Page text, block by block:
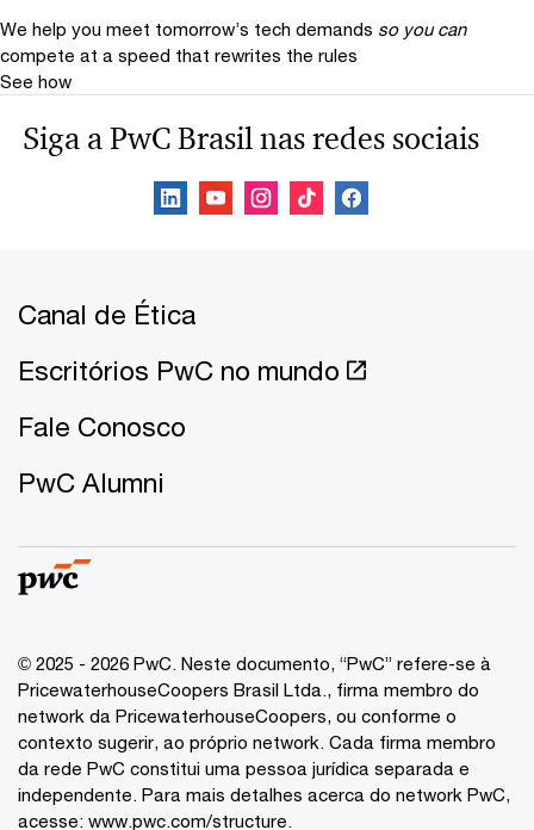
We help you meet tomorrow’s tech demands so you can
compete at a speed that rewrites the rules
See how
Siga a PwC Brasil nas redes sociais
Canal de Ética
Escritórios PwC no mundo
Fale Conosco
PwC Alumni
© 2025 - 2026 PwC. Neste documento, “PwC” refere-se à
PricewaterhouseCoopers Brasil Ltda., firma membro do
network da PricewaterhouseCoopers, ou conforme o
contexto sugerir, ao próprio network. Cada firma membro
da rede PwC constitui uma pessoa jurídica separada e
independente. Para mais detalhes acerca do network PwC,
acesse: www.pwc.com/structure.